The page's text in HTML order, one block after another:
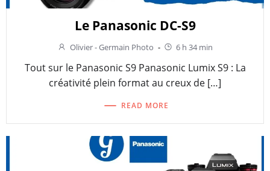
Le Panasonic DC-S9
Olivier - Germain Photo - 6 h 34 min
Tout sur le Panasonic S9 Panasonic Lumix S9 : La
créativité plein format au creux de […]
READ MORE